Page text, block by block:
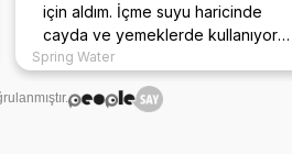
için aldım. İçme suyu haricinde
cayda ve yemeklerde kullanıyoruz
farkı var. Tds ve ph değerlerini
arada kontrol ediyorum sürekli
benzer değerde. ilkini alalı 4 yıl
Spring Water